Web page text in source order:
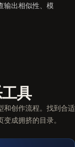
输出相似性、模
具
和创作流程。找到合适
成拥挤的目录。